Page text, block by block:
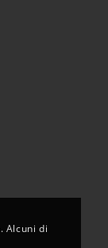
Alcuni di